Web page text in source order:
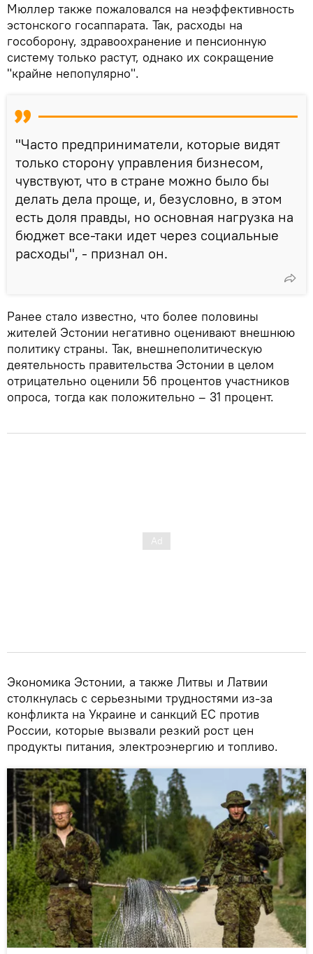
Мюллер также пожаловался на неэффективность
эстонского госаппарата. Так, расходы на
гособорону, здравоохранение и пенсионную
систему только растут, однако их сокращение
"крайне непопулярно".
"Часто предприниматели, которые видят
только сторону управления бизнесом,
чувствуют, что в стране можно было бы
делать дела проще, и, безусловно, в этом
есть доля правды, но основная нагрузка на
бюджет все-таки идет через социальные
расходы", - признал он.
Ранее стало известно, что более половины
жителей Эстонии негативно оценивают внешнюю
политику страны. Так, внешнеполитическую
деятельность правительства Эстонии в целом
отрицательно оценили 56 процентов участников
опроса, тогда как положительно – 31 процент.
Экономика Эстонии, а также Литвы и Латвии
столкнулась с серьезными трудностями из-за
конфликта на Украине и санкций ЕС против
России, которые вызвали резкий рост цен
продукты питания, электроэнергию и топливо.